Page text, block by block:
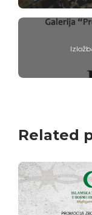
Related